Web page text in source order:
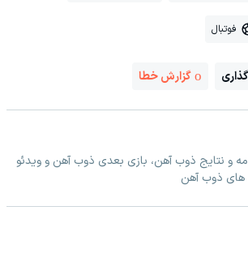
فوتبال
گزارش خطا
و نتایج ذوب آهن، بازی بعدی ذوب آهن و ویدئو
های ذوب آهن